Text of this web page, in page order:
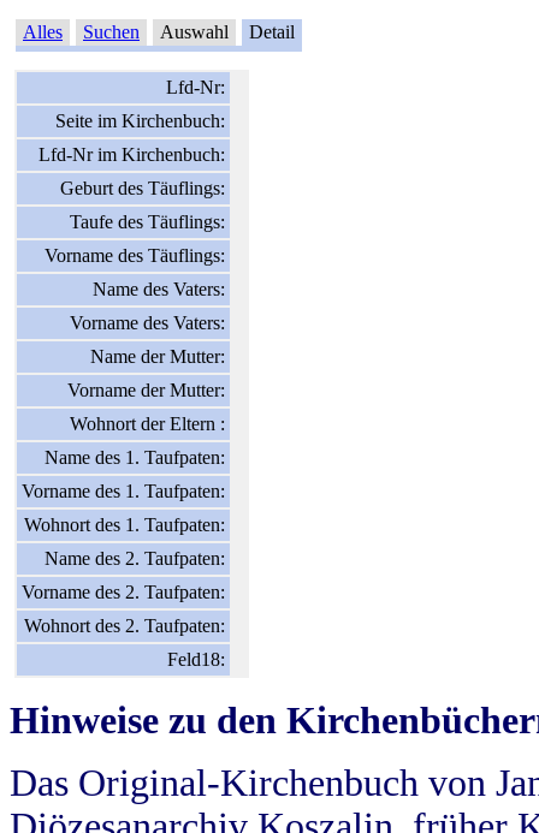
Alles Suchen Auswahl Detail
Lfd-Nr:
Seite im Kirchenbuch:
Lfd-Nr im Kirchenbuch:
Geburt des Täuflings:
Taufe des Täuflings:
Vorname des Täuflings:
Name des Vaters:
Vorname des Vaters:
Name der Mutter:
Vorname der Mutter:
Wohnort der Eltern :
Name des 1. Taufpaten:
Vorname des 1. Taufpaten:
Wohnort des 1. Taufpaten:
Name des 2. Taufpaten:
Vorname des 2. Taufpaten:
Wohnort des 2. Taufpaten:
Feld18:
Hinweise zu den
Das Original-Kirchenbuch von